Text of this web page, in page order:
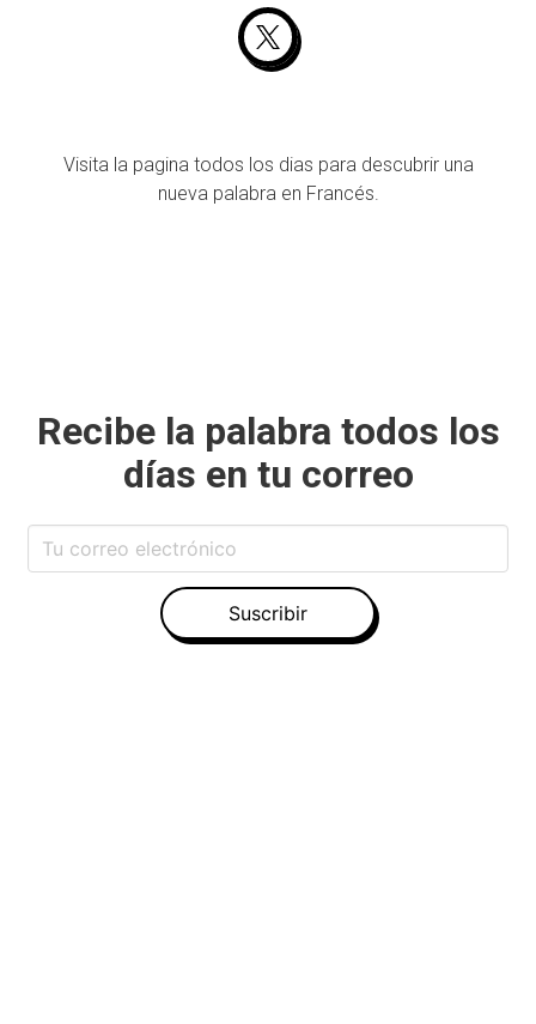
Visita la pagina todos los dias para descubrir una
nueva palabra en Francés.
Recibe la palabra todos los
días en tu correo
Suscribir